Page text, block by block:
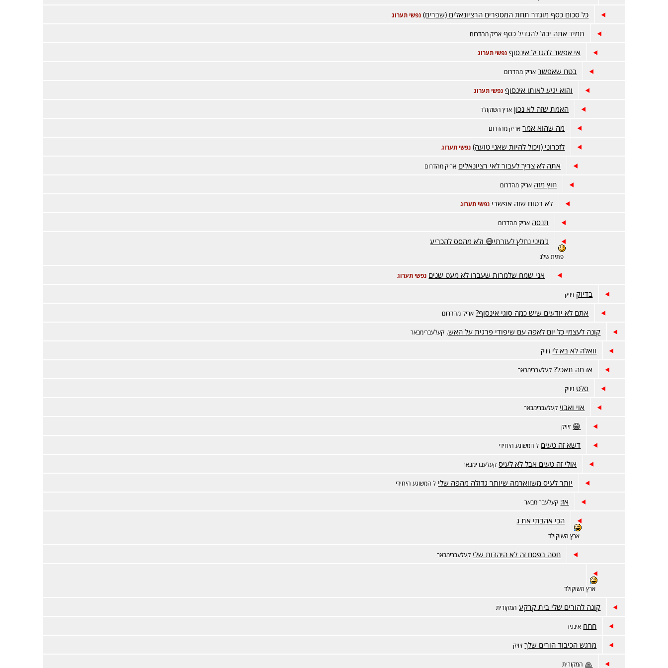
כל סכום כסף מוגדר תחת המספרים הרציונאלים (שברים) נפשי תערוג
תמיד אתה יכול להגדיל כסף אריק מהדרום
אי אפשר להגדיל אינסוף נפשי תערוג
בטח שאפשר אריק מהדרום
והוא יגיע לאותו אינסוף נפשי תערוג
האמת שזה לא נכון ארץ השוקולד
מה שהוא אמר אריק מהדרום
לזכרוני (ויכול להיות שאני טועה) נפשי תערוג
אתה לא צריך לעבור לאי רציונאלים אריק מהדרום
חוץ מזה אריק מהדרום
לא בטוח שזה אפשרי נפשי תערוג
תנסה אריק מהדרום
ג'מיני נחלץ לעזרתי😅 ולא מהסס להכריע
פתית שלג
אני שמח שלמרות שעברו לא מעט שנים נפשי תערוג
בדיוק זיויק
אתם לא יודעים שיש כמה סוגי אינסוף? אריק מהדרום
קונה לעצמי כל יום לאפה עם שיפודי פרגית על האש, קעלעברימבאר
וואלה לא בא לי זיויק
אז מה תאכל? קעלעברימבאר
סלט זיויק
אוי ואבוי קעלעברימבאר
😁 זיויק
דשא זה טעים ל המשוגע היחידי
אולי זה טעים אבל לא לעיס קעלעברימבאר
יותר לעיס משווארמה שיותר גדולה מהפה שלי ל המשוגע היחידי
אז: קעלעברימבאר
הכי אהבתי את ג
ארץ השוקולד
חסה בפסח זה לא היהדות שלי קעלעברימבאר
ארץ השוקולד
קונה להורים שלי בית קרקע המקורית
חחח אינגיד
מרגש הכיבוד הורים שלך זיויק
🙏 המקורית